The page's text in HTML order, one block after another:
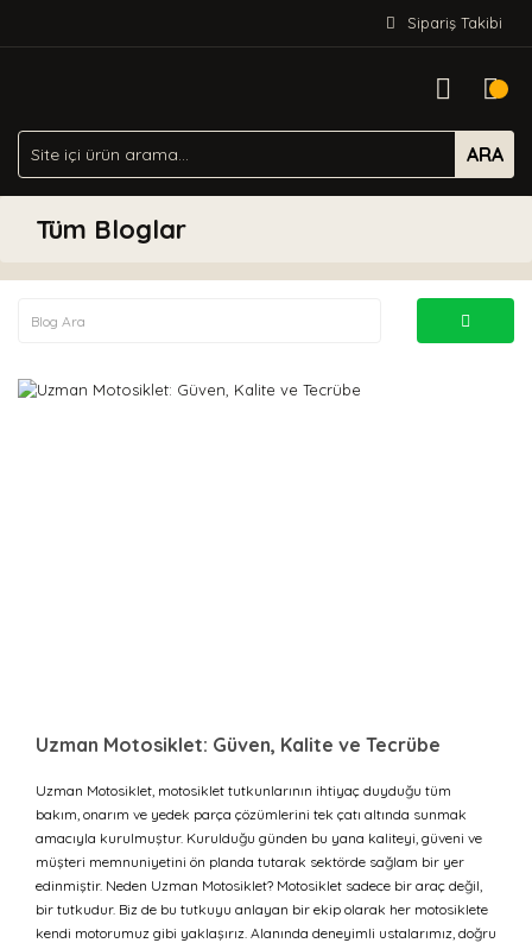
Sipariş Takibi
ARA
Tüm Bloglar
Uzman Motosiklet: Güven, Kalite ve Tecrübe
Uzman Motosiklet, motosiklet tutkunlarının ihtiyaç duyduğu tüm
bakım, onarım ve yedek parça çözümlerini tek çatı altında sunmak
amacıyla kurulmuştur. Kurulduğu günden bu yana kaliteyi, güveni ve
müşteri memnuniyetini ön planda tutarak sektörde sağlam bir yer
edinmiştir. Neden Uzman Motosiklet? Motosiklet sadece bir araç değil,
bir tutkudur. Biz de bu tutkuyu anlayan bir ekip olarak her motosiklete
kendi motorumuz gibi yaklaşırız. Alanında deneyimli ustalarımız, doğru